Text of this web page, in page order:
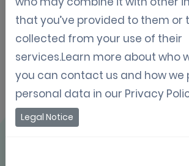
Reef
loyale
that you’ve provided to them or
collected from your use of their
services.Learn more about who
you can contact us and how we
personal data in our Privacy
Legal Notice